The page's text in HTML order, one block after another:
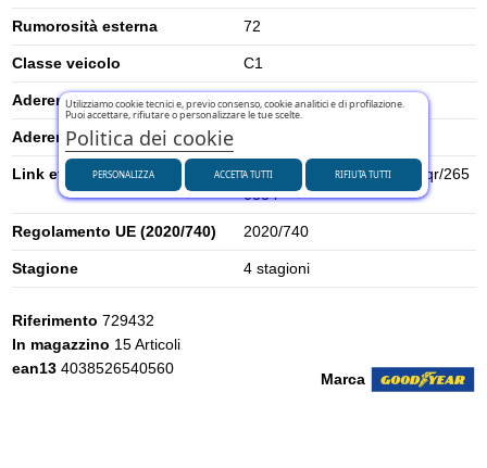
Rumorosità esterna 72
Classe veicolo C1
Aderenza su neve 1
Aderenza su ghiaccio
Link etichetta energetica UE
https://eprel.ec.europa.eu/qr/265
0334
Regolamento UE (2020/740) 2020/740
Stagione 4 stagioni
Marca
Riferimento 729432
In magazzino 15 Articoli
ean13 4038526540560
Utilizziamo cookie tecnici e, previo consenso, cookie analitici e di profilazione.
Puoi accettare, rifiutare o personalizzare le tue scelte.
Politica dei cookie
PERSONALIZZA RIFIUTA TUTTI
ACCETTA TUTTI